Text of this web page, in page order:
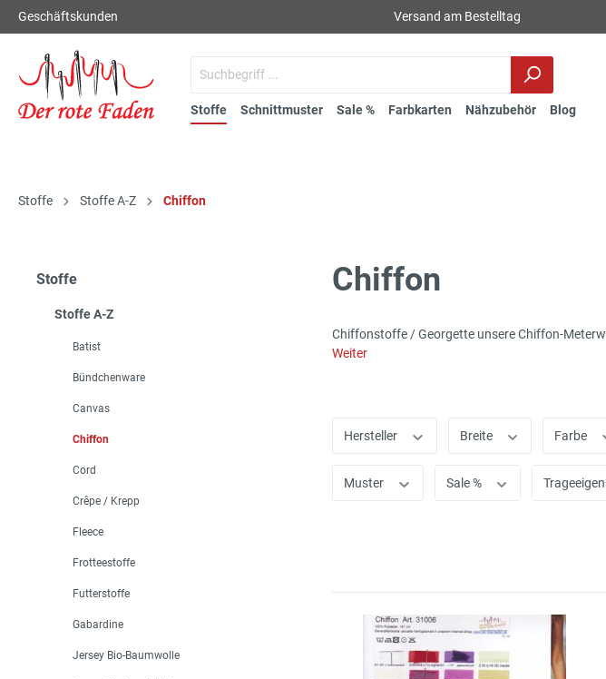
Geschäftskunden Versand am Bestelltag
Stoffe Schnittmuster Sale % Farbkarten Nähzubehör Blog
Stoffe Stoffe A-Z Chiffon
Stoffe
Stoffe A-Z
Batist
Bündchenware
Canvas
Chiffon
Cord
Crêpe / Krepp
Fleece
Frotteestoffe
Futterstoffe
Gabardine
Jersey Bio-Baumwolle
Chiffon
Chiffonstoffe / Georgette unsere Chiffon-
Weiter
Hersteller Breite Farbe
Muster Sale %